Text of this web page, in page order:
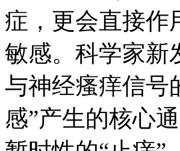
症，更会直接作
敏感。科学家新
与神经瘙痒信号
感”产生的核心